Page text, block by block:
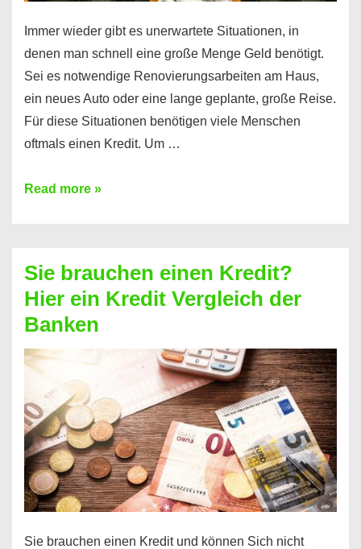
Immer wieder gibt es unerwartete Situationen, in
denen man schnell eine große Menge Geld benötigt.
Sei es notwendige Renovierungsarbeiten am Haus,
ein neues Auto oder eine lange geplante, große Reise.
Für diese Situationen benötigen viele Menschen
oftmals einen Kredit. Um …
Brauchen
Summe
Geld?
Hier
einen
10000
Euro
Kredit
finden
Read more »
Sie brauchen einen Kredit?
Hier ein Kredit Vergleich der
Banken
Sie brauchen einen Kredit und können Sich nicht